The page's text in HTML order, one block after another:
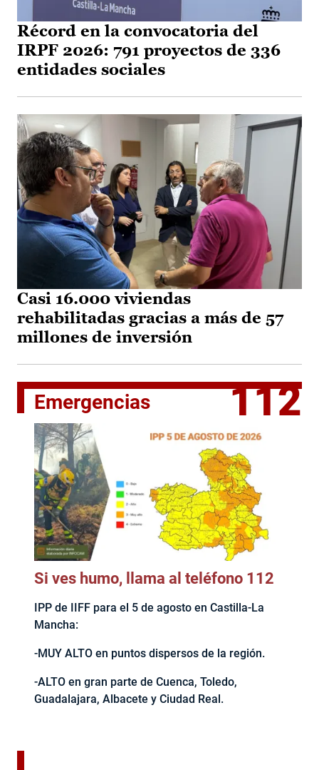
Récord en la convocatoria del
IRPF 2026: 791 proyectos de 336
entidades sociales
Casi 16.000 viviendas
rehabilitadas gracias a más de 57
millones de inversión
Emergencias 112
Si ves humo, llama al teléfono 112
IPP de IIFF para el 5 de agosto en Castilla-La
Mancha:
-MUY ALTO en puntos dispersos de la región.
-ALTO en gran parte de Cuenca, Toledo,
Guadalajara, Albacete y Ciudad Real.